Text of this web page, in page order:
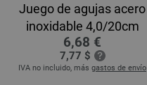
Juego de agujas acero
inoxidable 4,0/20cm
6,68 €
7,77 $
IVA no incluido, más gastos de envío